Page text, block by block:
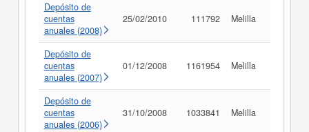
Depósito de
cuentas
anuales (2008)
25/02/2010 111792 Melilla
Depósito de
cuentas
anuales (2007)
01/12/2008 1161954 Melilla
Depósito de
cuentas
anuales (2006)
31/10/2008 1033841 Melilla